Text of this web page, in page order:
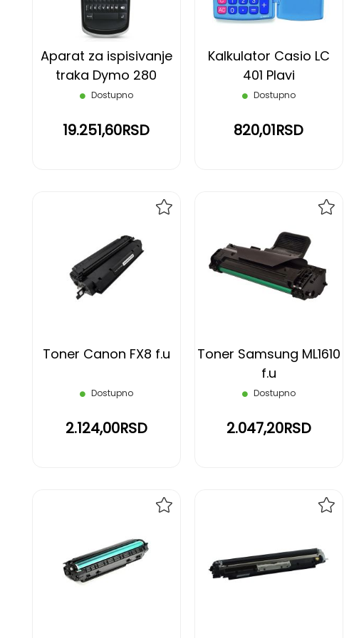
Aparat za ispisivanje
traka Dymo 280
Dostupno
19.251,60RSD
Kalkulator Casio LC
401 Plavi
Dostupno
820,01RSD
Toner Canon FX8 f.u
Dostupno
2.124,00RSD
Toner Samsung ML1610
f.u
Dostupno
2.047,20RSD
LISTU